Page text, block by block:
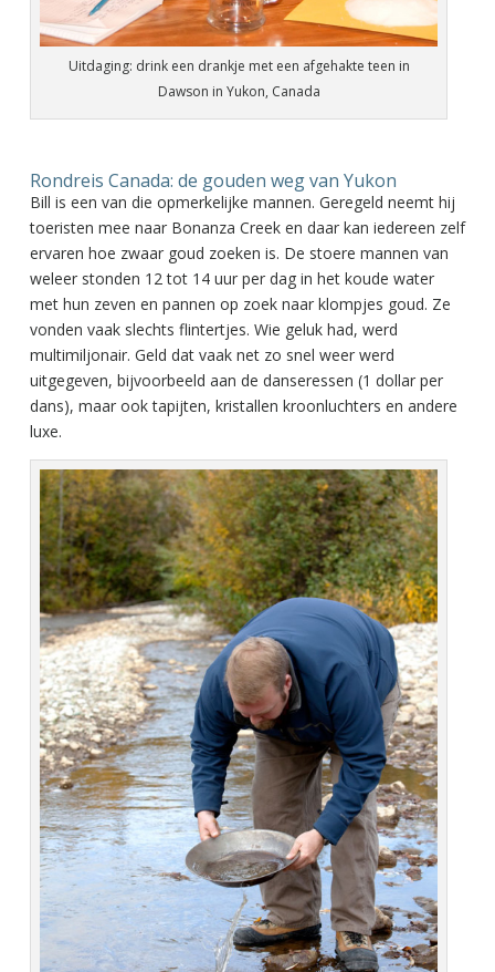
Uitdaging: drink een drankje met een afgehakte teen in
Dawson in Yukon, Canada
Rondreis Canada: de gouden weg van Yukon
Bill is een van die opmerkelijke mannen. Geregeld neemt hij
toeristen mee naar Bonanza Creek en daar kan iedereen zelf
ervaren hoe zwaar goud zoeken is. De stoere mannen van
weleer stonden 12 tot 14 uur per dag in het koude water
met hun zeven en pannen op zoek naar klompjes goud. Ze
vonden vaak slechts flintertjes. Wie geluk had, werd
multimiljonair. Geld dat vaak net zo snel weer werd
uitgegeven, bijvoorbeeld aan de danseressen (1 dollar per
dans), maar ook tapijten, kristallen kroonluchters en andere
luxe.